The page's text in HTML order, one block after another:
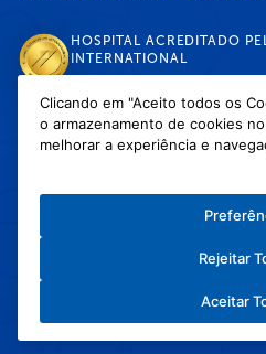
HOSPITAL ACREDITADO
INTERNATIONAL
DISPONÍVEL NAS LOJAS
Política de
Copyright © 2026 Hospital Infantil
Clicando em "Aceito todos os
o armazenamento de cookies
melhorar a experiência e
Rejeitar
Aceitar